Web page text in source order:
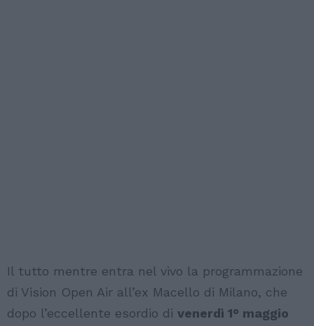
Il tutto mentre entra nel vivo la programmazione
di Vision Open Air all’ex Macello di Milano, che
dopo l’eccellente esordio di venerdì 1° maggio